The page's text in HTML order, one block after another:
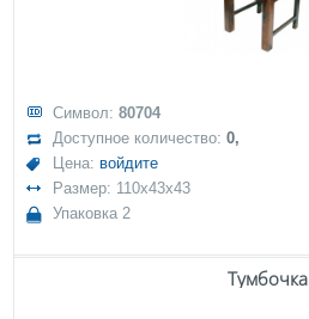
Символ:80704
Доступное количество:0,
Цена: войдите
Размер: 110x43x43
Упаковка 2
Тумбочка